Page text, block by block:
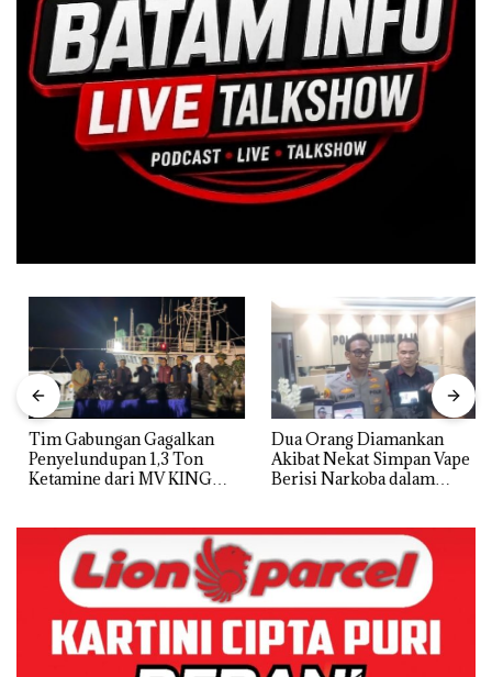
Tim Gabungan Gagalkan
Penyelundupan 1,3 Ton
Ketamine dari MV KING
Dua Orang Diamankan
Akibat Nekat Simpan Vape
Berisi Narkoba dalam